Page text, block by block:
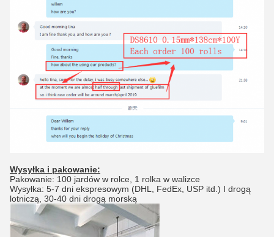
Wysyłka i pakowanie:
Pakowanie: 100 jardów w rolce, 1 rolka w walizce
Wysyłka: 5-7 dni ekspresowym (DHL, FedEx, USP itd.) I drogą
lotniczą, 30-40 dni drogą morską